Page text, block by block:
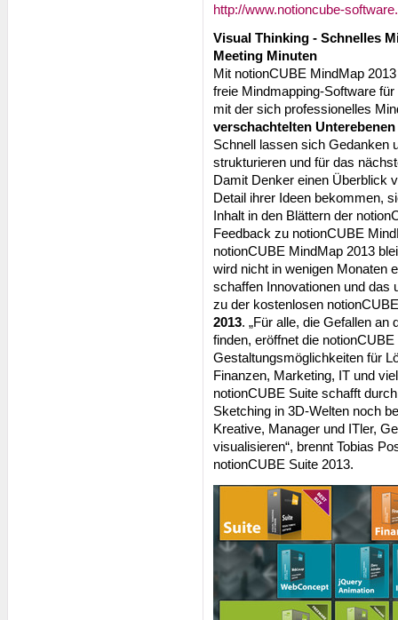
http://www.notioncube-
Visual Thinking - Schnelles
Meeting Minuten
Mit notionCUBE MindMap
freie Mindmapping-Software
mit der sich professionelles
verschachtelten
Schnell lassen sich Gedanken
strukturieren und für das
Damit Denker einen Überblick
Detail ihrer Ideen bekommen,
Inhalt in den Blättern der
Feedback zu notionCUBE
notionCUBE MindMap 2013
wird nicht in wenigen Monaten
schaffen Innovationen und das
zu der kostenlosen
2013. „Für alle, die Gefallen
finden, eröffnet die
Gestaltungsmöglichkeiten für
Finanzen, Marketing, IT und
notionCUBE Suite schafft
Sketching in 3D-Welten noch
Kreative, Manager und ITler,
visualisieren“, brennt Tobias
notionCUBE Suite 2013.